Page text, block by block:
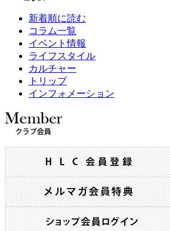
新着順に読む
コラム一覧
イベント情報
ライフスタイル
カルチャー
トリップ
インフォメーション